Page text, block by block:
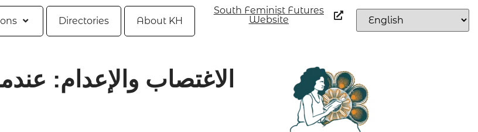
Directories About KH
South Feminist Futures
Website
الاغتصاب والإعدام: